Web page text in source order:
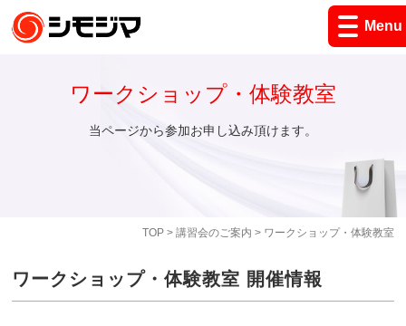
Menu
TOP> 講習会のご案内 > ワークショップ・体験教室
ワークショップ・体験教室
当ページから参加お申し込み頂けます。
ワークショップ・体験教室 開催情報